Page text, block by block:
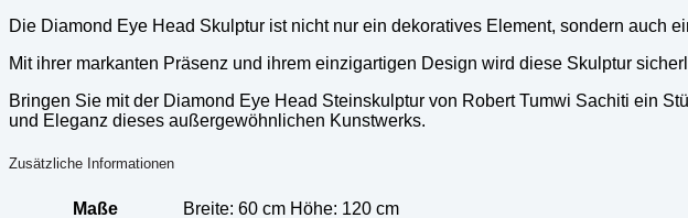
Die Diamond Eye Head Skulptur ist nicht nur ein dekoratives Element, sondern auch
Mit ihrer markanten Präsenz und ihrem einzigartigen Design wird diese Skulptur
Bringen Sie mit der Diamond Eye Head Steinskulptur von Robert Tumwi Sachiti ein
und Eleganz dieses außergewöhnlichen Kunstwerks.
Zusätzliche Informationen
Maße Breite: 60 cm Höhe: 120 cm